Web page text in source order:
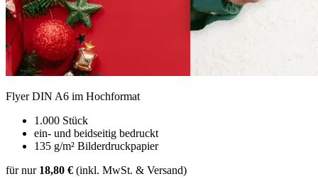
Flyer DIN A6 im Hochformat
1.000 Stück
ein- und beidseitig bedruckt
135 g/m² Bilderdruckpapier
für nur 18,80 € (inkl. MwSt. & Versand)